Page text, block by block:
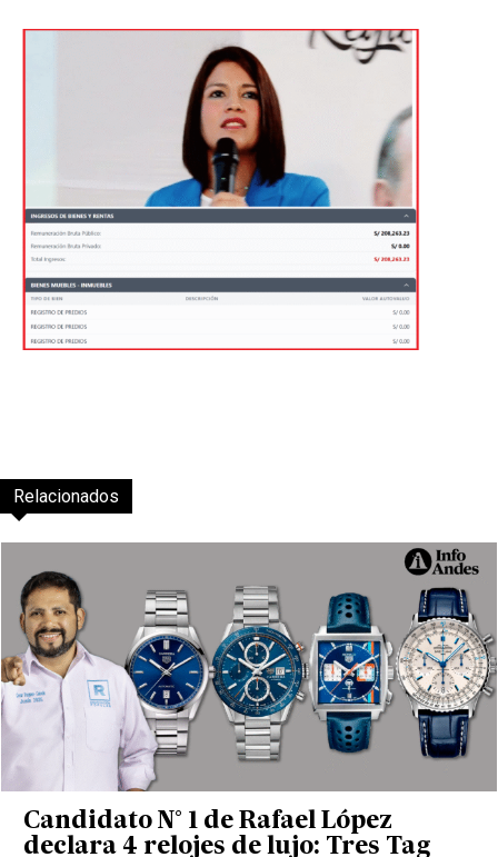
Relacionados
Candidato N° 1 de Rafael López
declara 4 relojes de lujo: Tres Tag